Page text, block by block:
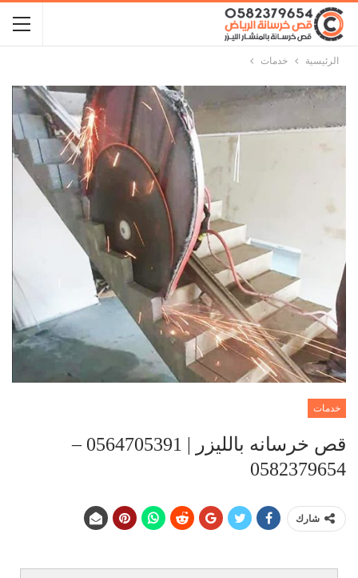
الرئيسية خدمات
خدمات
قص خرسانه بالليزر | 0564705391 –
0582379654
شارك